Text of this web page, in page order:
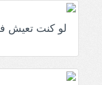
لو كنت تعيش